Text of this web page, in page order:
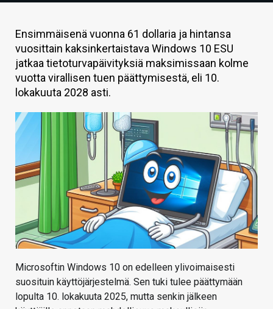
TIETOA
HINTA.FI
KAUPPA
HAKU
Ensimmäisenä vuonna 61 dollaria ja hintansa
vuosittain kaksinkertaistava Windows 10 ESU
jatkaa tietoturvapäivityksiä maksimissaan kolme
vuotta virallisen tuen päättymisestä, eli 10.
lokakuuta 2028 asti.
Microsoftin Windows 10 on edelleen ylivoimaisesti
suosituin käyttöjärjestelmä. Sen tuki tulee päättymään
lopulta 10. lokakuuta 2025, mutta senkin jälkeen